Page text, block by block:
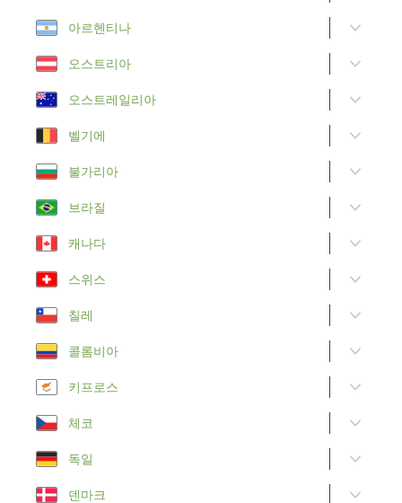
아르헨티나
오스트리아
오스트레일리아
벨기에
불가리아
브라질
캐나다
스위스
칠레
콜롬비아
키프로스
체코
독일
덴마크